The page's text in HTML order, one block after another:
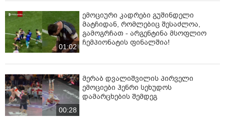
01:02
ემოციური კადრები გუშინდელი
მატჩიდან, რომლებიც შესაძლოა,
გამოგრჩათ - არ­გენ­ტი­ნა მსოფ­ლიო
ჩემ­პი­ო­ნა­ტის ფი­ნალ­შია!
00:28
მერაბ დვალიშვილის პირველი
ემოციები ჰენრი სეხუდოს
დამარცხების შემდეგ